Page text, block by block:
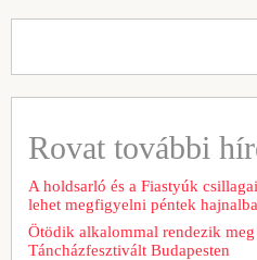
Rovat további
A holdsarló és a Fiastyúk
lehet megfigyelni péntek
Ötödik alkalommal rendezik
Táncházfesztivált Budapesten